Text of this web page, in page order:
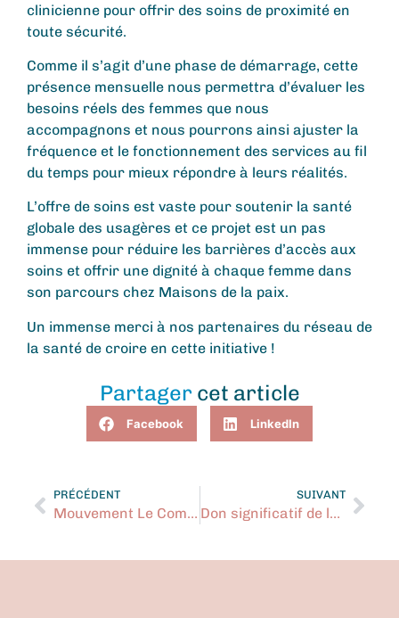
clinicienne pour offrir des soins de proximité en
toute sécurité.
Comme il s’agit d’une phase de démarrage, cette
présence mensuelle nous permettra d’évaluer les
besoins réels des femmes que nous
accompagnons et nous pourrons ainsi ajuster la
fréquence et le fonctionnement des services au fil
du temps pour mieux répondre à leurs réalités.
L’offre de soins est vaste pour soutenir la santé
globale des usagères et ce projet est un pas
immense pour réduire les barrières d’accès aux
soins et offrir une dignité à chaque femme dans
son parcours chez Maisons de la paix.
Un immense merci à nos partenaires du réseau de
la santé de croire en cette initiative !
Partagercet article
Facebook LinkedIn
PRÉCÉDENT
Mouvement Le Communautaire à Boutte
SUIVANT
Don significatif de la Fondation Marcelle et Jean Coutu